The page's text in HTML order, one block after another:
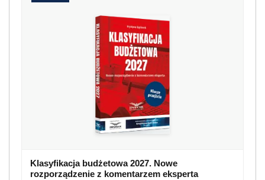
Klasyfikacja budżetowa 2027. Nowe
rozporządzenie z komentarzem eksperta